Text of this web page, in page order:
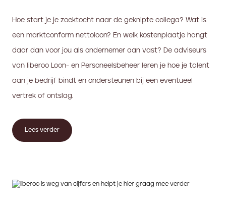
Hoe start je je zoektocht naar de geknipte collega? Wat is
een marktconform nettoloon? En welk kostenplaatje hangt
daar dan voor jou als ondernemer aan vast? De adviseurs
van liberoo Loon- en Personeelsbeheer leren je hoe je talent
aan je bedrijf bindt en ondersteunen bij een eventueel
vertrek of ontslag.
Lees verder